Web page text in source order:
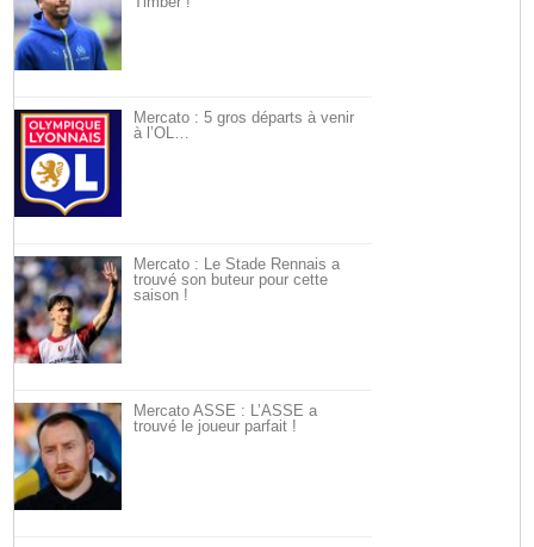
Mercato : 5 gros départs à venir
à l’OL…
Mercato : Le Stade Rennais a
trouvé son buteur pour cette
saison !
Mercato ASSE : L’ASSE a
trouvé le joueur parfait !